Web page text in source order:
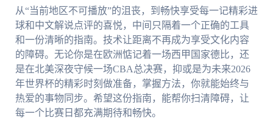
从“当前地区不可播放”的沮丧，到畅快享受每一记精彩进
球和中文解说点评的喜悦，中间只隔着一个正确的工具
和一份清晰的指南。技术让距离不再成为享受文化内容
的障碍。无论你是在欧洲惦记着一场西甲国家德比，还
是在北美深夜守候一场CBA总决赛，抑或是为未来2026
年世界杯的精彩时刻做准备，掌握方法，你就能始终与
热爱的事物同步。希望这份指南，能帮你扫清障碍，让
每一个比赛日都充满期待和畅快。